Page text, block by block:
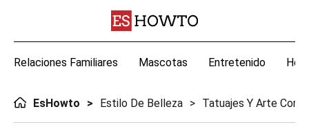
Relaciones Familiares Mascotas Entretenido
EsHowto Estilo De Belleza Tatuajes Y Arte